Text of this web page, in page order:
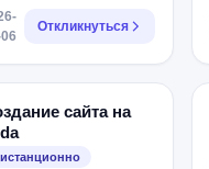
перед запуском
картинок в
изменить блок
перелистывался
быть что-то ещё
Откликнуться
сайта на